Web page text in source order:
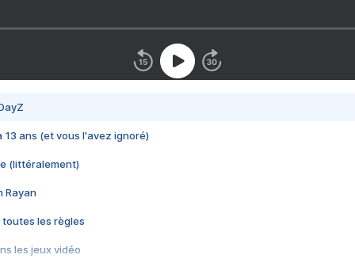
13 ans (et vous l'avez ignoré)
(littéralement)
Rayan
toutes les règles
les jeux vidéo